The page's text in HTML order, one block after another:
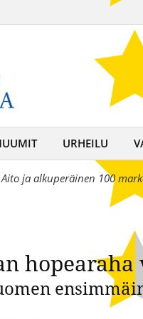
URHEILU
Aito ja alkuperäinen 100
hopearaha